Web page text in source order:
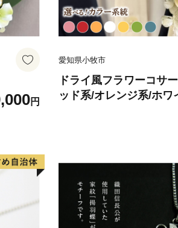
ス平和島】
・Ｇ１レースが行われる日本有数の競
わいます。
円
愛知県小牧市
ドライ風フラワーコサ
ッド系/オレンジ系/ホワ